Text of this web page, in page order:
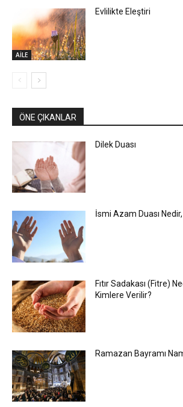
AİLE
Evlilikte Eleştiri
ÖNE ÇIKANLAR
Dilek Duası
İsmi Azam Duası
Fıtır Sadakası (Fitre)
Kimlere Verilir?
Ramazan Bayramı